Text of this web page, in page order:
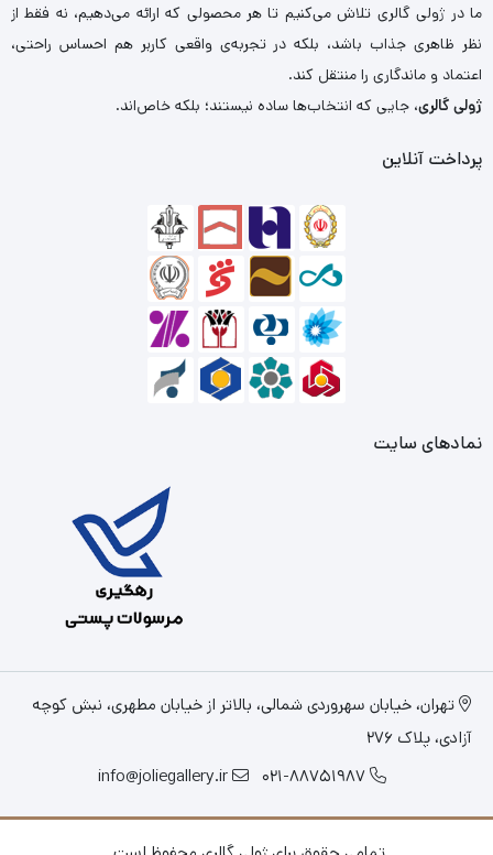
ما در ژولی گالری تلاش می‌کنیم تا هر محصولی که ارائه می‌دهیم، نه فقط از
نظر ظاهری جذاب باشد، بلکه در تجربه‌ی واقعی کاربر هم احساس راحتی،
اعتماد و ماندگاری را منتقل کند.
ژولی گالری، جایی که انتخاب‌ها ساده نیستند؛ بلکه خاص‌اند.
پرداخت آنلاین
نمادهای سایت
تهران، خیابان سهروردی شمالی، بالاتر از خیابان مطهری، نبش کوچه
آزادی، پلاک 276
021-88751987
info@joliegallery.ir